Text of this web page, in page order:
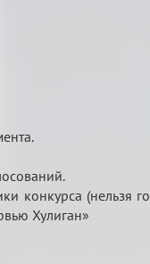
конкурса (нельзя
Хулиган»